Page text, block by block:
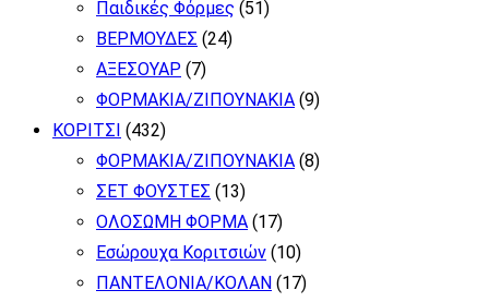
Παιδικές Φόρμες (51)
ΒΕΡΜΟΥΔΕΣ (24)
ΑΞΕΣΟΥΑΡ (7)
ΦΟΡΜΑΚΙΑ/ΖΙΠΟΥΝΑΚΙΑ (9)
ΚΟΡΙΤΣΙ (432)
ΦΟΡΜΑΚΙΑ/ΖΙΠΟΥΝΑΚΙΑ (8)
ΣΕΤ ΦΟΥΣΤΕΣ (13)
ΟΛΟΣΩΜΗ ΦΟΡΜΑ (17)
Εσώρουχα Κοριτσιών (10)
ΠΑΝΤΕΛΟΝΙΑ/ΚΟΛΑΝ (17)